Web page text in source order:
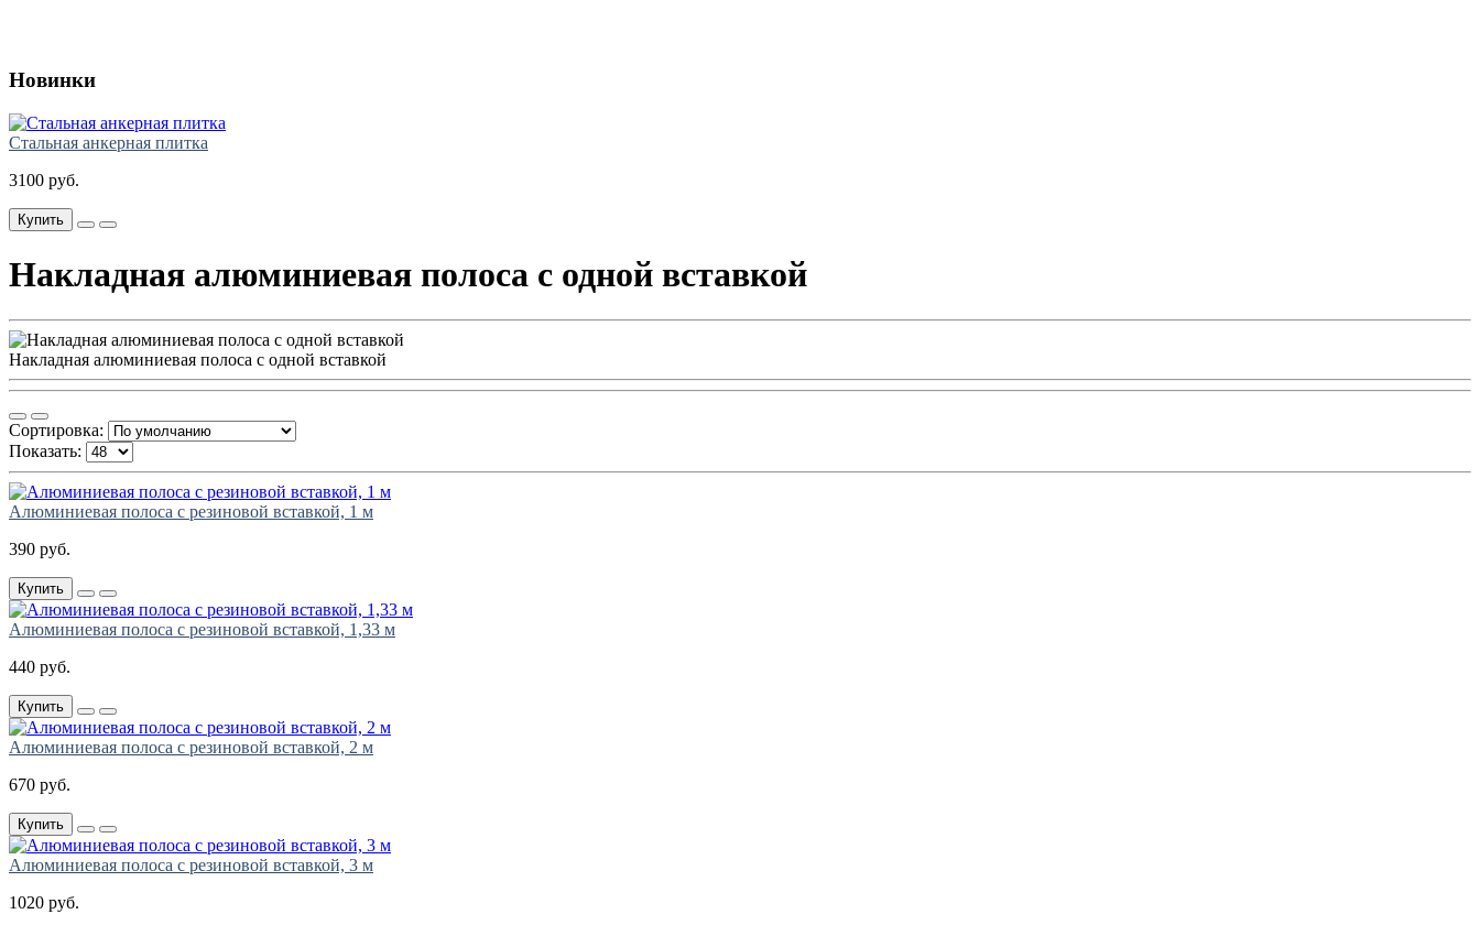
Новинки
Стальная анкерная плитка
3100 руб.
Купить
Накладная алюминиевая полоса с одной вставкой
Накладная алюминиевая полоса с одной вставкой
Сортировка:
Показать:
Алюминиевая полоса с резиновой вставкой, 1 м
390 руб.
Купить
Алюминиевая полоса с резиновой вставкой, 1,33 м
440 руб.
Купить
Алюминиевая полоса с резиновой вставкой, 2 м
670 руб.
Купить
Алюминиевая полоса с резиновой вставкой, 3 м
1020 руб.